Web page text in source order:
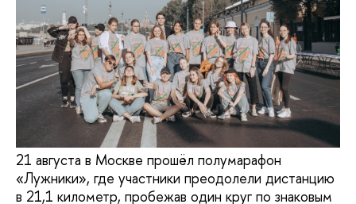
21 августа в Москве прошёл полумарафон
«Лужники», где участники преодолели дистанцию
в 21,1 километр, пробежав один круг по знаковым